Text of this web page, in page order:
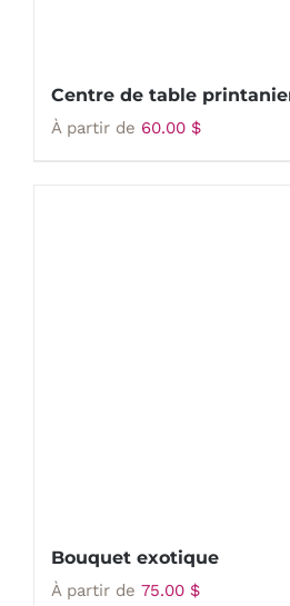
Centre de table
À partir de 60.00 $
Bouquet exotique
À partir de 75.00 $